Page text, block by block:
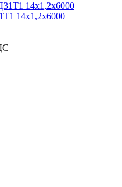
14х1,2х6000